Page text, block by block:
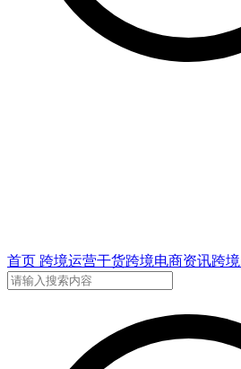
首页 跨境运营干货跨境电商资讯跨